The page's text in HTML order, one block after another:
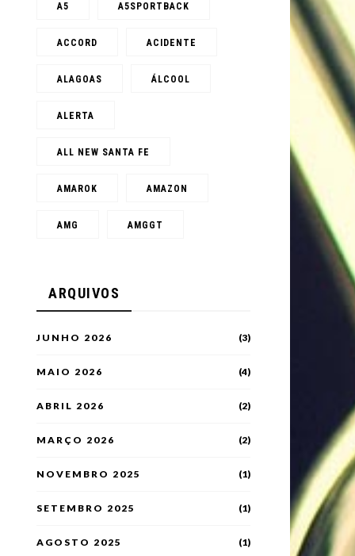
A5 A5SPORTBACK
ACCORD ACIDENTE
ALAGOAS ÁLCOOL
ALERTA
ALL NEW SANTA FE
AMAROK AMAZON
AMG AMGGT
ARQUIVOS
JUNHO 2026 (3)
MAIO 2026 (4)
ABRIL 2026 (2)
MARÇO 2026 (2)
NOVEMBRO 2025 (1)
SETEMBRO 2025 (1)
AGOSTO 2025 (1)